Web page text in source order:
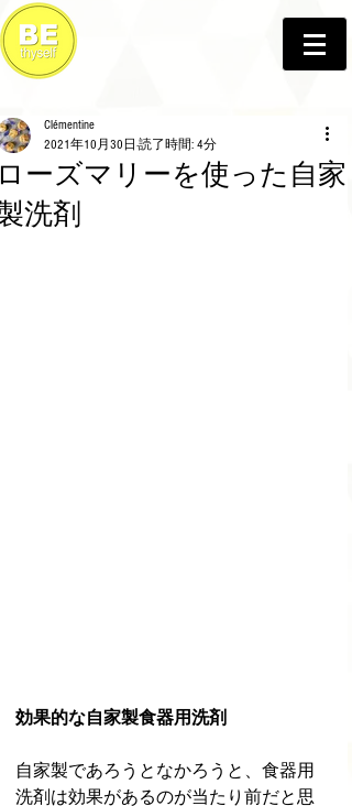
ーズマリーを使った自家
洗剤
Clémentine
2021年10月30日 読了時間: 4分
効果的な自家製食器用洗剤
自家製であろうとなかろうと、食器用
洗剤は効果があるのが当たり前だと思